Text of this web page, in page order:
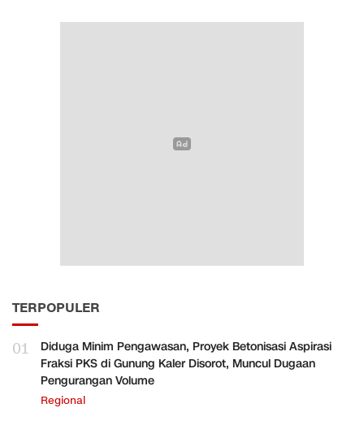
TERPOPULER
01
Diduga Minim Pengawasan, Proyek Betonisasi Aspirasi
Fraksi PKS di Gunung Kaler Disorot, Muncul Dugaan
Pengurangan Volume
Regional